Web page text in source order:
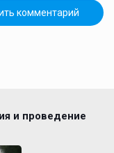
и проведение